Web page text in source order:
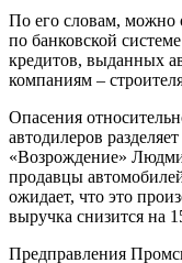
По его словам, можно
по банковской
кредитов, выданных
компаниям –
Опасения
автодилеров
«Возрождение»
продавцы
ожидает, что это
выручка снизится на
Предправления